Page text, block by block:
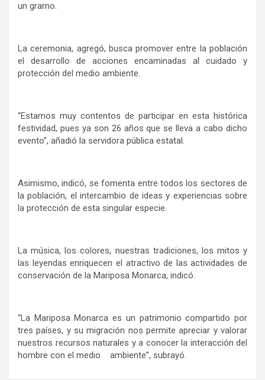
un gramo.
La ceremonia, agregó, busca promover entre la población
el desarrollo de acciones encaminadas al cuidado y
protección del medio ambiente.
“Estamos muy contentos de participar en esta histórica
festividad, pues ya son 26 años que se lleva a cabo dicho
evento”, añadió la servidora pública estatal.
Asimismo, indicó, se fomenta entre todos los sectores de
la población, el intercambio de ideas y experiencias sobre
la protección de esta singular especie.
La música, los colores, nuestras tradiciones, los mitos y
las leyendas enriquecen el atractivo de las actividades de
conservación de la Mariposa Monarca, indicó.
“La Mariposa Monarca es un patrimonio compartido por
tres países, y su migración nos permite apreciar y valorar
nuestros recursos naturales y a conocer la interacción del
hombre con el medio ambiente”, subrayó.